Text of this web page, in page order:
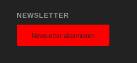
NEWSLETTER
Newsletter abonnieren